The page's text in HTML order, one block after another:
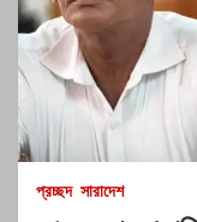
প্রচ্ছদ সারাদেশ